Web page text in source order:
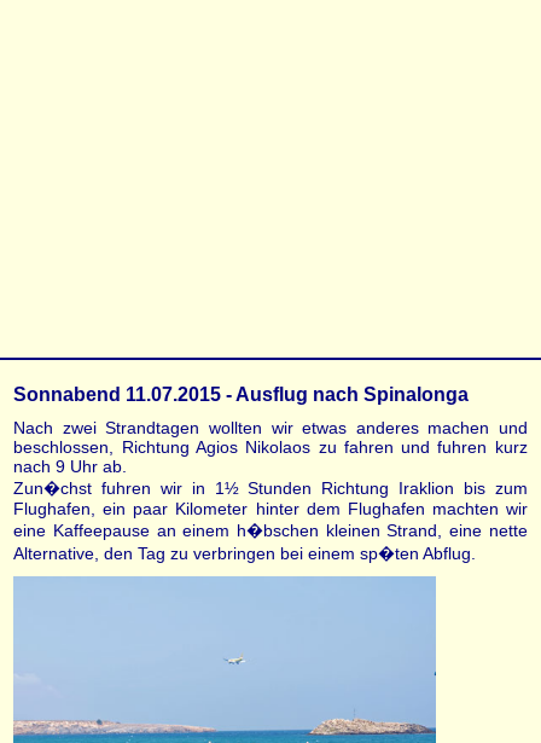
Sonnabend 11.07.2015 - Ausflug nach Spinalonga
Nach zwei Strandtagen wollten wir etwas anderes machen und
beschlossen, Richtung Agios Nikolaos zu fahren und fuhren kurz
nach 9 Uhr ab.
Zun�chst fuhren wir in 1½ Stunden Richtung Iraklion bis zum
Flughafen, ein paar Kilometer hinter dem Flughafen machten wir
eine Kaffeepause an einem h�bschen kleinen Strand, eine nette
Alternative, den Tag zu verbringen bei einem sp�ten Abflug.